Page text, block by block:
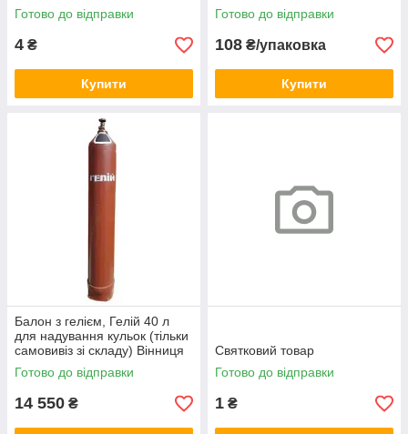
Готово до відправки
4 ₴
Купити
Готово до відправки
108 ₴/упаковка
Купити
Балон з гелієм, Гелій 40 л
для надування кульок (тільки
самовивіз зі складу) Вінниця
Готово до відправки
14 550 ₴
Святковий товар
Готово до відправки
1 ₴